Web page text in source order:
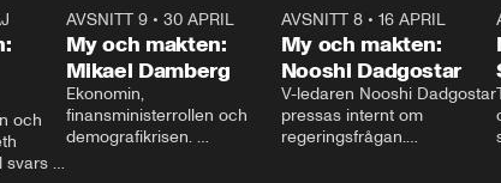
och
svars
AVSNITT 9• 30 APRIL
My och makten:
Mikael Damberg
Ekonomin,
finansministerrollen och
demografikrisen.
AVSNITT 8• 16 APRIL
My och makten:
Nooshi Dadgostar
V-ledaren Nooshi Dadgostar
pressas internt om
regeringsfrågan.